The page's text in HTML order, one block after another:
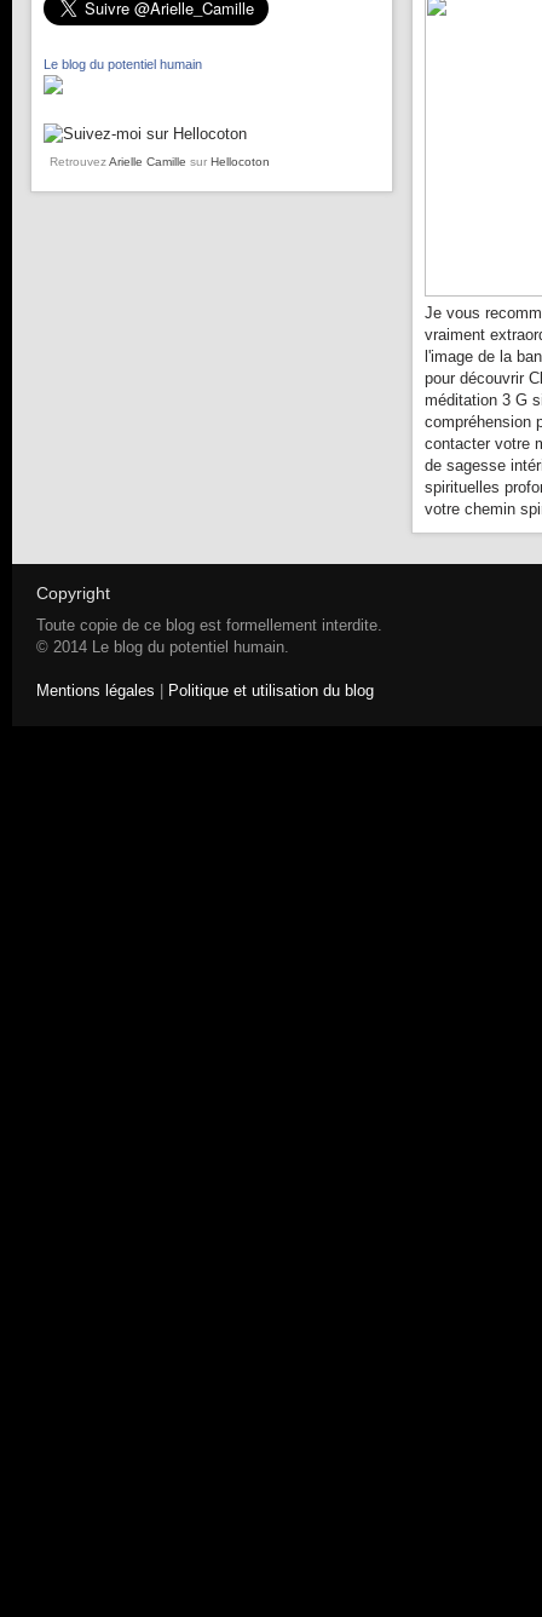
Le blog du potentiel humain
RetrouvezArielle Camille sur Hellocoton
Je vous
vraiment
l'image de la
pour découvrir
méditation 3 G
compréhension
contacter votre
de sagesse
spirituelles
votre chemin
Copyright
Toute copie de ce blog est formellement interdite.
© 2014 Le blog du potentiel humain.
Mentions légales | Politique et utilisation du blog